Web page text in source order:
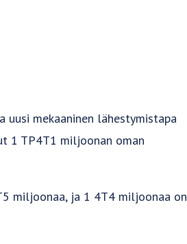
uusi mekaaninen lähestymistapa
1 TP4T1 miljoonan oman
miljoonaa, ja 1 4T4 miljoonaa on